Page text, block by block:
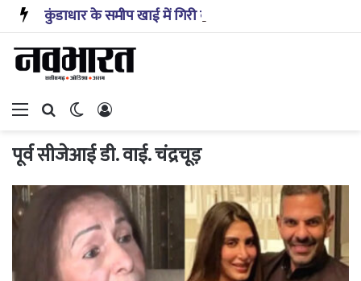
Menu Search forSwitch skin
पूर्व सीजेआई डी. वाई. चंद्रचूड़